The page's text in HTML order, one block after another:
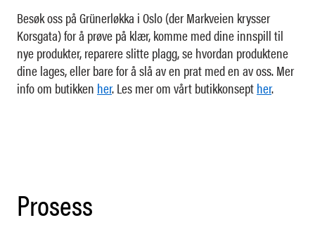
Besøk oss på Grünerløkka i Oslo (der Markveien krysser
Korsgata) for å prøve på klær, komme med dine innspill til
nye produkter, reparere slitte plagg, se hvordan produktene
dine lages, eller bare for å slå av en prat med en av oss. Mer
info om butikken her. Les mer om vårt butikkonsepther.
Prosess